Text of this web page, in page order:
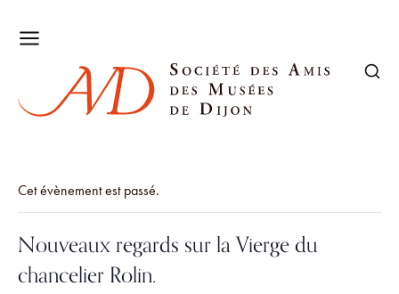
Cet évènement est passé.
Nouveaux regards sur la Vierge du
chancelier Rolin.